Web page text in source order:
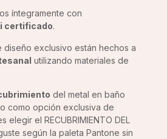
íntegramente con
certificado.
diseño exclusivo están hechos a
utilizando materiales de
del metal en baño
como opción exclusiva de
elegir el RECUBRIMIENTO DEL
según la paleta Pantone sin